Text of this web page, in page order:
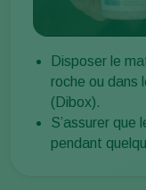
Disposer le
roche ou dans
(Dibox).
S’assurer que
pendant